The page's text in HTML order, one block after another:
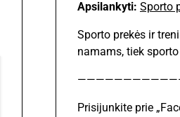
Apsilankyti: Sporto
Sporto prekės ir
namams, tiek
Prisijunkite prie